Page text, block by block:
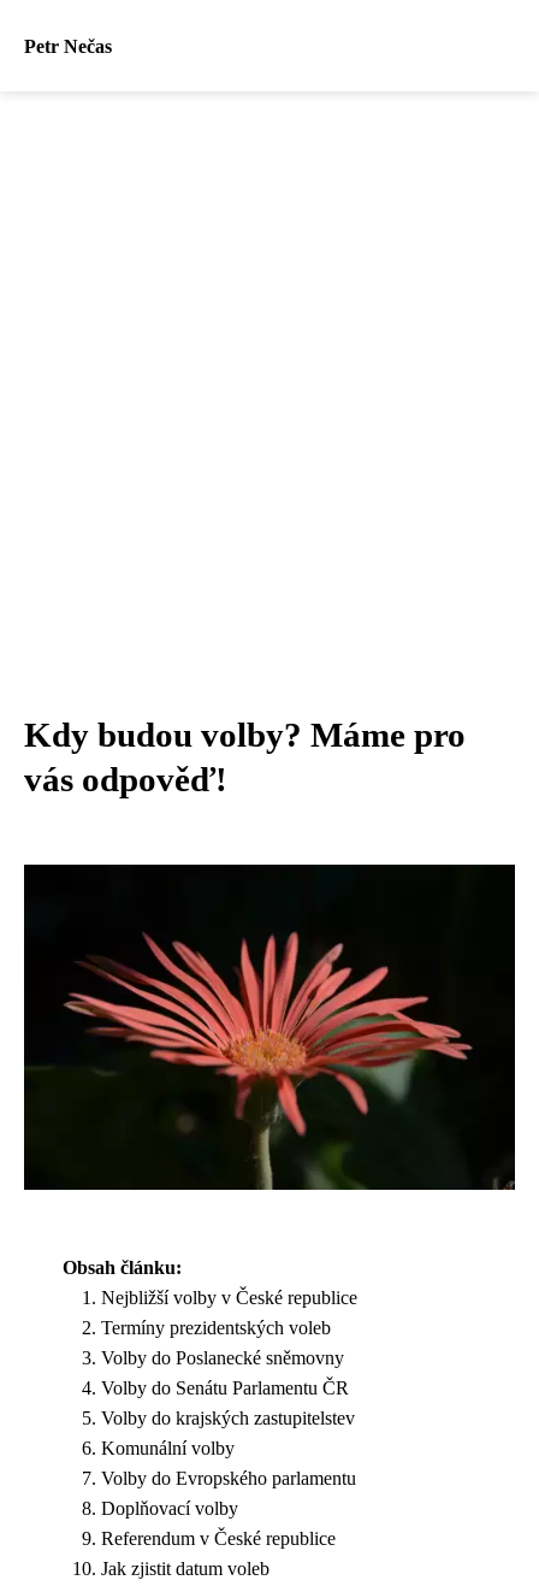
Petr Nečas
Kdy budou volby? Máme pro
vás odpověď!
Obsah článku:
Nejbližší volby v České republice
Termíny prezidentských voleb
Volby do Poslanecké sněmovny
Volby do Senátu Parlamentu ČR
Volby do krajských zastupitelstev
Komunální volby
Volby do Evropského parlamentu
Doplňovací volby
Referendum v České republice
Jak zjistit datum voleb